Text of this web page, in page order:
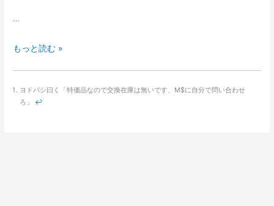
…
SiAL『イ
ル、
もっと読む »
ヨドバシ曰く「特価品なので交換在庫は無いです、M$に自分で問い合わせ
ろ」 ↩